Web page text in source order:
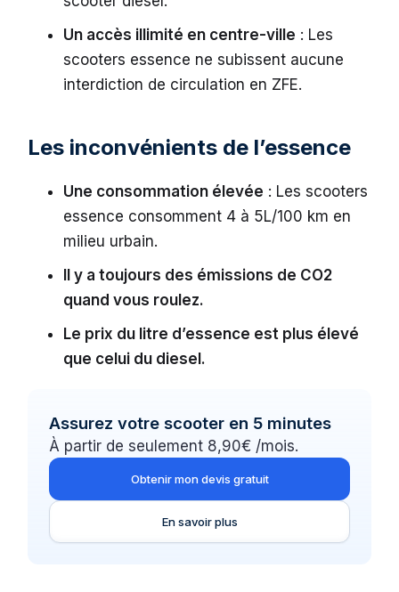
Un accès illimité en centre-ville : Les
scooters essence ne subissent aucune
interdiction de circulation en ZFE.
Les inconvénients de l’essence
Une consommation élevée : Les scooters
essence consomment 4 à 5L/100 km en
milieu urbain.
Il y a toujours des émissions de CO2
quand vous roulez.
Le prix du litre d’essence est plus élevé
que celui du diesel.
Assurez votre scooter en 5 minutes
À partir de seulement 8,90€ /mois.
Obtenir mon devis gratuit
En savoir plus